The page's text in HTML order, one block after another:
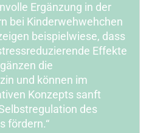
Ergänzung in der
bei Kinderwehwehchen
beispielwiese, dass
Effekte
die
und können im
Konzepts sanft
des
fördern.“